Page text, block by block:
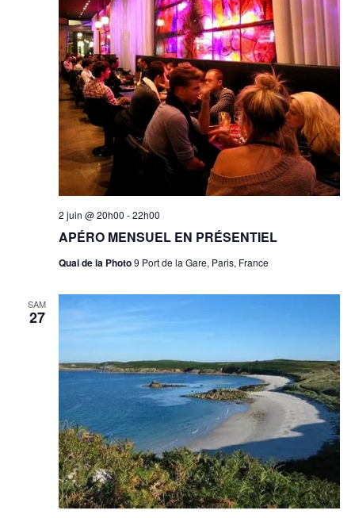
APÉRO MENSUEL EN PRÉSENTIEL
2 juin @ 20h00 -22h00
Quai de la Photo9 Port de la Gare, Paris, France
SAM
27